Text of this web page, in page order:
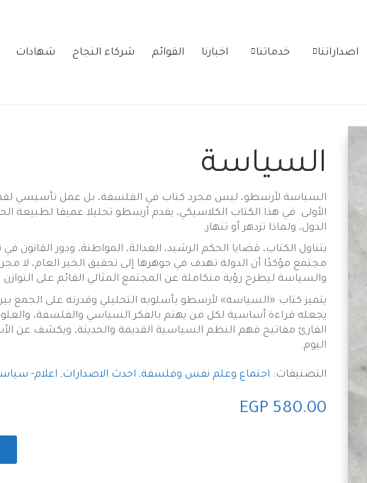
اصداراتنا خدماتنا اخبارنا القوائم شركاء النجاح شهادات
السياسة
السياسة لأرسطو، ليس مجرد كتاب في الفلسفة، بل عمل تأسيسي
الأولى. في هذا الكتاب الكلاسيكي، يقدم أرسطو تحليلا عميقا لطبيعة
الدول، ولماذا تزدهر أو تنهار.
يتناول الكتاب، قضايا الحكم الرشيد، العدالة، المواطنة، ودور القانون
مجتمع مؤكدًا أن الدولة تهدف في جوهرها إلى تحقيق الخير العام، لا
والسياسة ليطرح رؤية متكاملة عن المجتمع المثالي القائم على التوازن
يتميز كتاب «السياسة» لأرسطو بأسلوبه التحليلي وقدرته على الجمع
يجعله قراءة أساسية لكل من يهتم بالفكر السياسي والفلسفة،
القارئ مفاتيح فهم النظم السياسية القديمة والحديثة، ويكشف عن
اليوم.
التصنيفات: اجتماع وعلم نفس وفلسفة, احدث الاصدارات, اعلام-
EGP 580.00